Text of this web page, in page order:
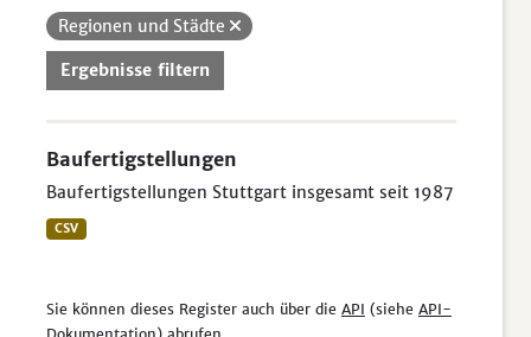
Regionen und Städte
Ergebnisse filtern
Baufertigstellungen
Baufertigstellungen Stuttgart insgesamt seit 1987
CSV
Sie können dieses Register auch über die API (siehe API-